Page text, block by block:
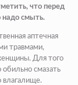
что перед
надо смыть.
аптечная
травмами,
Для того
смазать
влагалище.